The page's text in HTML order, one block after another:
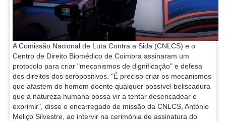
A Comissão Nacional de Luta Contra a Sida (CNLCS) e o
Centro de Direito Biomédico de Coimbra assinaram um
protocolo para criar "mecanismos de dignificação" e defesa
dos direitos dos seropositivos. "É preciso criar os mecanismos
que afastem do homem doente qualquer possível beliscadura
que a natureza humana possa vir a tentar desencadear e
exprimir", disse o encarregado de missão da CNLCS, António
Meliço Silvestre, ao intervir na cerimónia de assinatura do